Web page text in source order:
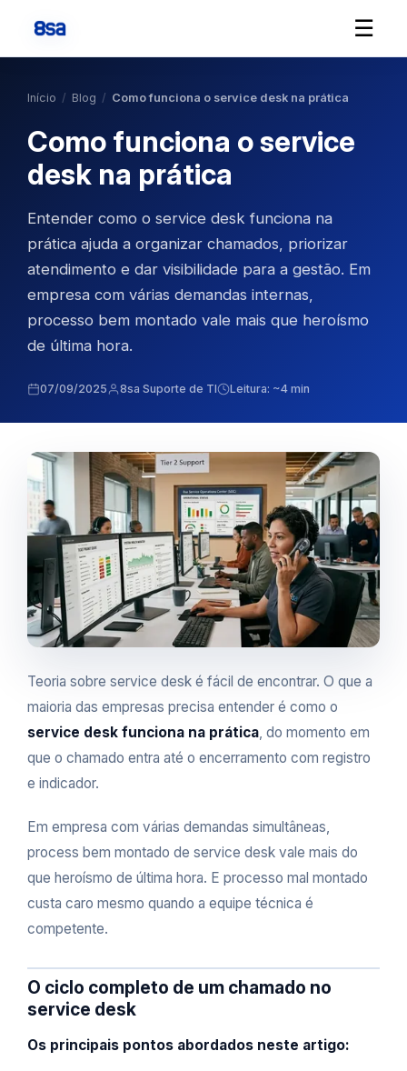
☰
Início / Blog / Como funciona o service desk na prática
Como funciona o service
desk na prática
Entender como o service desk funciona na
prática ajuda a organizar chamados, priorizar
atendimento e dar visibilidade para a gestão. Em
empresa com várias demandas internas,
processo bem montado vale mais que heroísmo
de última hora.
07/09/2025 8sa Suporte de TI Leitura: ~4 min
Teoria sobre service desk é fácil de encontrar. O que a
maioria das empresas precisa entender é como o
service desk funciona na prática, do momento em
que o chamado entra até o encerramento com registro
e indicador.
Em empresa com várias demandas simultâneas,
process bem montado de service desk vale mais do
que heroísmo de última hora. E processo mal montado
custa caro mesmo quando a equipe técnica é
competente.
O ciclo completo de um chamado no
service desk
Os principais pontos abordados neste artigo: